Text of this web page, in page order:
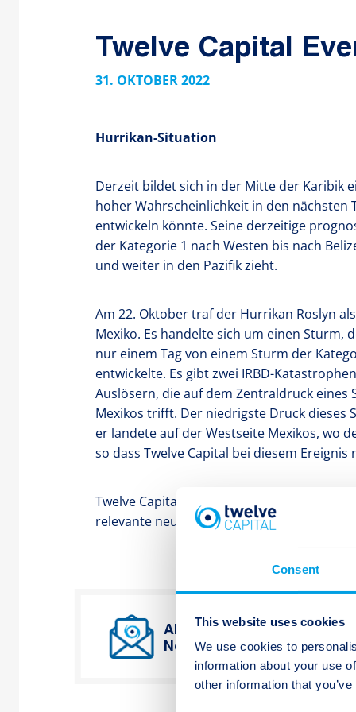
Consent
This website uses cookies
We use cookies to
information about your use
other information that
Twelve Capital
31. OKTOBER 2022
Hurrikan-Situation
Derzeit bildet sich in der Mitte der Karibik
hoher Wahrscheinlichkeit in den nächsten
entwickeln könnte. Seine derzeitige
der Kategorie 1 nach Westen bis nach
und weiter in den Pazifik zieht.
Am 22. Oktober traf der Hurrikan Roslyn
Mexiko. Es handelte sich um einen Sturm,
nur einem Tag von einem Sturm der
entwickelte. Es gibt zwei IRBD-
Auslösern, die auf dem Zentraldruck eines
Mexikos trifft. Der niedrigste Druck dieses
er landete auf der Westseite Mexikos, wo
so dass Twelve Capital bei diesem
Twelve Capital beobachtet alle
relevante neue Grossereignisse gesondert
Abonnieren Sie Twelve
Newsletter.